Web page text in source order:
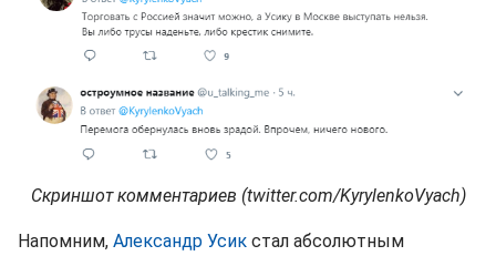
Скриншот комментариев (twitter.com/KyrylenkoVyach)
Напомним, Александр Усик стал абсолютным